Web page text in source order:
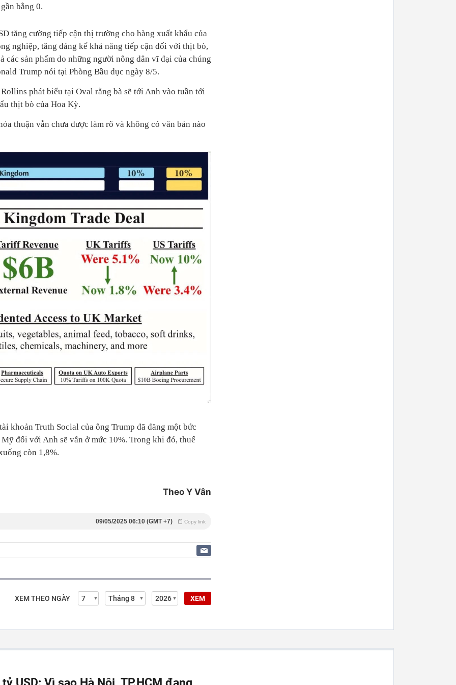
bằng 0.
tăng cường tiếp cận thị trường cho hàng xuất khẩu của
nghiệp, tăng đáng kể khả năng tiếp cận đối với thịt bò,
các sản phẩm do những người nông dân vĩ đại của chúng
Trump nói tại Phòng Bầu dục ngày 8/5.
phát biểu tại Oval rằng bà sẽ tới Anh vào tuần tới
thịt bò của Hoa Kỳ.
thuận vẫn chưa được làm rõ và không có văn bản nào
khoản Truth Social của ông Trump đã đăng một bức
đối với Anh sẽ vẫn ở mức 10%. Trong khi đó, thuế
còn 1,8%.
Theo Y Vân
Copy link
09/05/2025 06:10 (GMT +7)
XEM THEO NGÀY XEM